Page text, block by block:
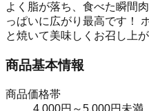
よく脂が落ち、食べた瞬間
っぱいに広がり最高です！
と焼いて美味しくお召し上
商品基本情報
商品価格帯
4,000円～5,000円未満